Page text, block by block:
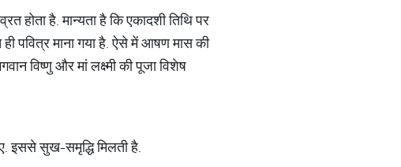
होता है. मान्यता है कि एकादशी तिथि पर
पवित्र माना गया है. ऐसे में आषण मास की
विष्णु और मां लक्ष्मी की पूजा विशेष
इससे सुख-समृद्धि मिलती है.